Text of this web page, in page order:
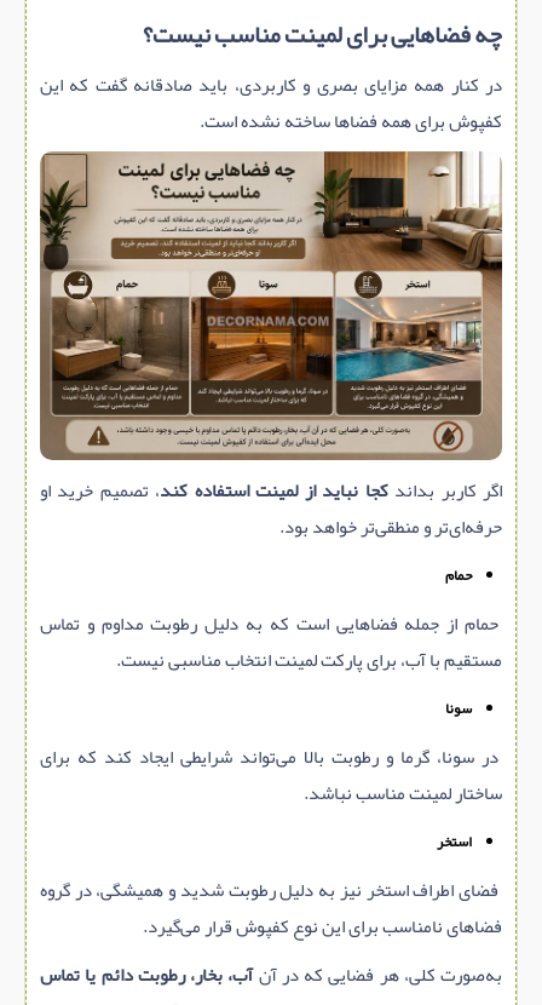
چه فضاهایی برای لمینت مناسب نیست؟
در کنار همه مزایای بصری و کاربردی، باید صادقانه گفت که این
کفپوش برای همه فضاها ساخته نشده است.
اگر کاربر بداندکجا نباید از لمینت استفاده کند، تصمیم خرید او
حرفه‌ای‌تر و منطقی‌تر خواهد بود.
حمام
حمام از جمله فضاهایی است که به دلیل رطوبت مداوم و تماس
مستقیم با آب، برای پارکت لمینت انتخاب مناسبی نیست.
سونا
در سونا، گرما و رطوبت بالا می‌تواند شرایطی ایجاد کند که برای
ساختار لمینت مناسب نباشد.
استخر
فضای اطراف استخر نیز به دلیل رطوبت شدید و همیشگی، در گروه
فضاهای نامناسب برای این نوع کفپوش قرار می‌گیرد.
به‌صورت کلی، هر فضایی که در آنآب، بخار، رطوبت دائم یا تماس